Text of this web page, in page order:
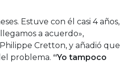
Estuve con él casi 4 años,
a acuerdo»,
Cretton, y añadió que
problema. “Yo tampoco